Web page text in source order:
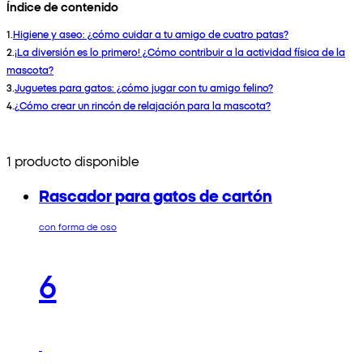
Índice de contenido
1.Higiene y aseo: ¿cómo cuidar a tu amigo de cuatro patas?
2.¡La diversión es lo primero! ¿Cómo contribuir a la actividad física de la
mascota?
3.Juguetes para gatos: ¿cómo jugar con tu amigo felino?
4.¿Cómo crear un rincón de relajación para la mascota?
1 producto disponible
Rascador para gatos de cartón
con forma de oso
6